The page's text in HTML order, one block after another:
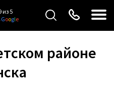
из 5
Google
районе